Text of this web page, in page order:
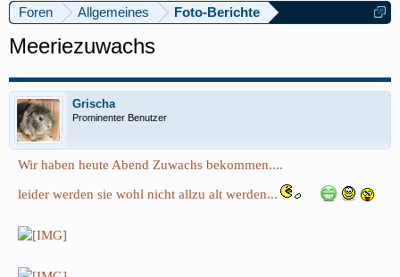
Foren Allgemeines Foto-Berichte
Meeriezuwachs
Grischa
Prominenter Benutzer
Wir haben heute Abend Zuwachs bekommen....
leider werden sie wohl nicht allzu alt werden...